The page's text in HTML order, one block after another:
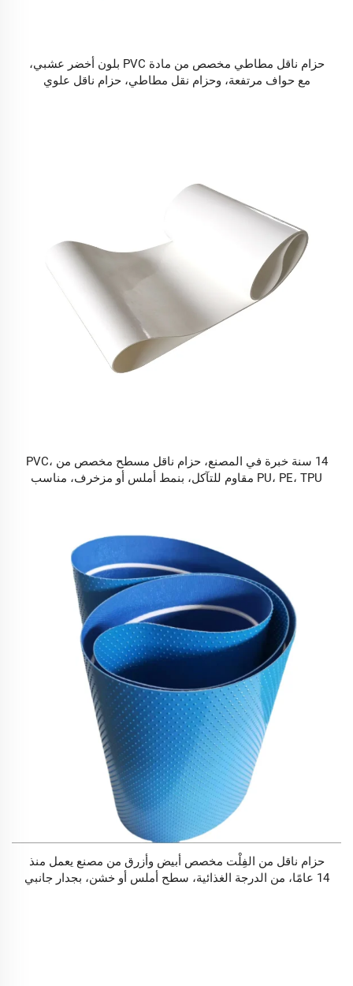
حزام ناقل مطاطي مخصص من مادة PVC بلون أخضر عشبي،
مع حواف مرتفعة، وحزام نقل مطاطي، حزام ناقل علوي
14 سنة خبرة في المصنع، حزام ناقل مسطح مخصص من PVC،
PU، PE، TPU مقاوم للتآكل، بنمط أملس أو مزخرف، مناسب
حزام ناقل من الفِلْت مخصص أبيض وأزرق من مصنع يعمل منذ
14 عامًا، من الدرجة الغذائية، سطح أملس أو خشن، بجدار جانبي